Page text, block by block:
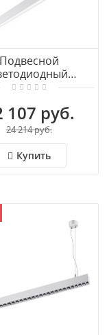
Подвесной
NOVOTECH
107 руб.
24 214 руб.
Купить